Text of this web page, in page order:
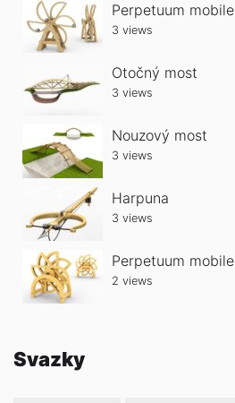
Perpetuum mobile
3 views
Otočný most
3 views
Nouzový most
3 views
Harpuna
3 views
Perpetuum mobile
2 views
Svazky